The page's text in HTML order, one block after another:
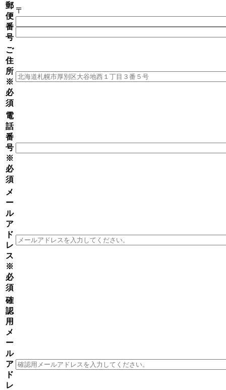
郵
便
番
号
〒
ご
住
所
※
必
須
電
話
番
号
※
必
須
メ
ー
ル
ア
ド
レ
ス
※
必
須
確
認
用
メ
ー
ル
ア
ド
レ